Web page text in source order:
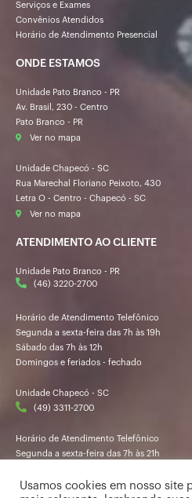
Serviços e Exames
Convênios Atendidos
Horário de Atendimento Presencial
ONDE ESTAMOS
Unidade Pato Branco - PR
Av. Brasil, 230 - Centro
Pato Branco - PR
Ver no mapa
Unidade Chapecó - SC
Rua Marechal Floriano Peixoto, 430
Letra O - Centro - Chapecó - SC
Ver no mapa
ATENDIMENTO AO CLIENTE
Unidade Pato Branco - PR
(46) 3220-2700
Horário de Atendimento Telefônico
Segunda a sexta-feira das 7h às 19h
Sábado das 7h às 12h
Domingos e feriados - fechado
Unidade Chapecó - SC
(49) 3311-2700
Horário de Atendimento Telefônico
Segunda a sexta-feira das 7h às 21h
Domingos e feriados - fechado
Usamos cookies em nosso site